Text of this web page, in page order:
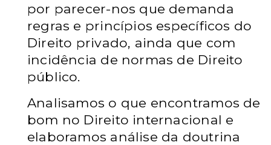
por parecer-nos que demanda
regras e princípios específicos do
Direito privado, ainda que com
incidência de normas de Direito
público.
Analisamos o que encontramos de
bom no Direito internacional e
elaboramos análise da doutrina